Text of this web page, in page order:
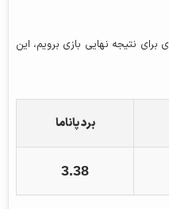
نتیجه نهایی بازی برویم، این
برد پاناما
3.38